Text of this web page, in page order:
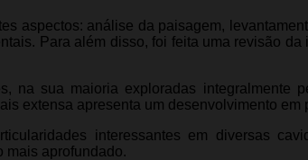
aspectos: análise da paisagem,
Para além disso, foi feita uma revisão da
na sua maioria exploradas integralmente
extensa apresenta um desenvolvimento em
interessantes em diversas
mais aprofundado.